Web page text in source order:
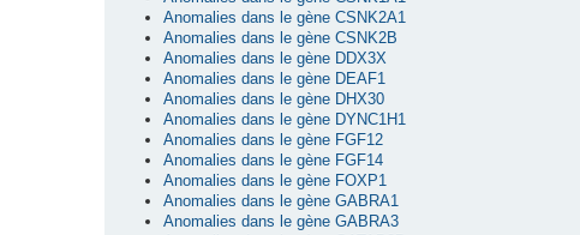
Anomalies dans le gène CSNK2A1
Anomalies dans le gène CSNK2B
Anomalies dans le gène DDX3X
Anomalies dans le gène DEAF1
Anomalies dans le gène DHX30
Anomalies dans le gène DYNC1H1
Anomalies dans le gène FGF12
Anomalies dans le gène FGF14
Anomalies dans le gène FOXP1
Anomalies dans le gène GABRA1
Anomalies dans le gène GABRA3